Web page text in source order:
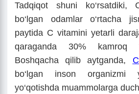
Tadqiqot shuni ko‘rsatdiki,
bo‘lgan odamlar o‘rtacha
paytida C vitamini yetarli
qaraganda 30% kamroq
Boshqacha qilib aytganda,
bo‘lgan inson organizmi
yo‘qotishda muammolarga